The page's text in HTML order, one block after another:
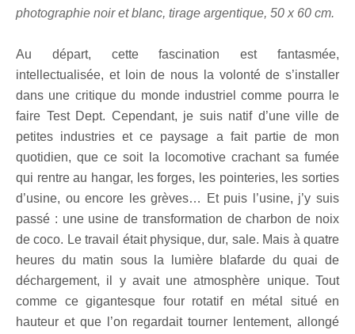
photographie noir et blanc, tirage argentique, 50 x 60 cm.
Au départ, cette fascination est fantasmée,
intellectualisée, et loin de nous la volonté de s’installer
dans une critique du monde industriel comme pourra le
faire Test Dept. Cependant, je suis natif d’une ville de
petites industries et ce paysage a fait partie de mon
quotidien, que ce soit la locomotive crachant sa fumée
qui rentre au hangar, les forges, les pointeries, les sorties
d’usine, ou encore les grèves… Et puis l’usine, j’y suis
passé : une usine de transformation de charbon de noix
de coco. Le travail était physique, dur, sale. Mais à quatre
heures du matin sous la lumière blafarde du quai de
déchargement, il y avait une atmosphère unique. Tout
comme ce gigantesque four rotatif en métal situé en
hauteur et que l’on regardait tourner lentement, allongé